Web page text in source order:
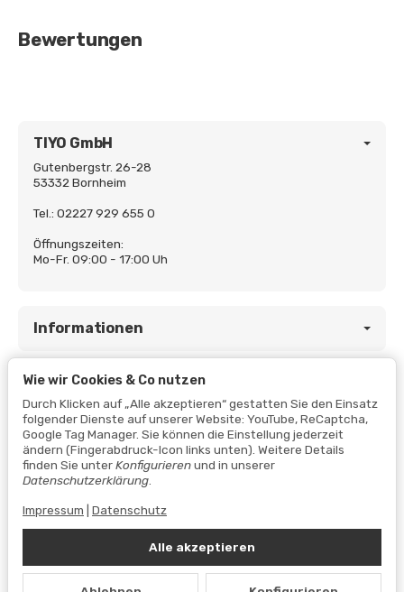
Bewertungen
TIYO GmbH
Gutenbergstr. 26-28
53332 Bornheim
Tel.: 02227 929 655 0
Öffnungszeiten:
Mo-Fr. 09:00 - 17:00 Uh
Informationen
Gesetzliche Informationen
Vertrag widerrufen
Alle akzeptieren
Wie wir Cookies & Co nutzen
Durch Klicken auf „Alle akzeptieren“ gestatten Sie den Einsatz
folgender Dienste auf unserer Website: YouTube, ReCaptcha,
Google Tag Manager. Sie können die Einstellung jederzeit
ändern (Fingerabdruck-Icon links unten). Weitere Details
finden Sie unterKonfigurierenund in unserer
Datenschutzerklärung.
Impressum Datenschutz